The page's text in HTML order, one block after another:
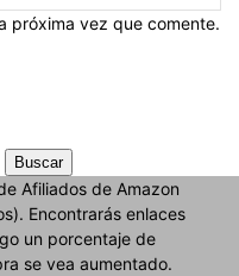
próxima vez que comente.
Buscar
Afiliados de Amazon
Encontrarás enlaces
un porcentaje de
se vea aumentado.